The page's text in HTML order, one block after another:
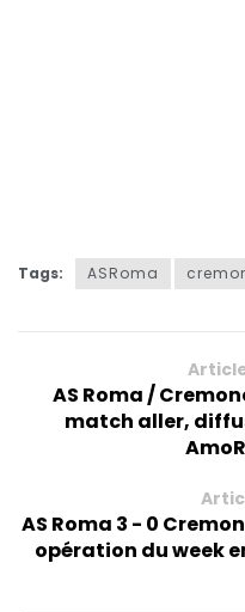
Tags: ASRoma
AS Roma /
match aller,
AS Roma 3 - 0
opération du week